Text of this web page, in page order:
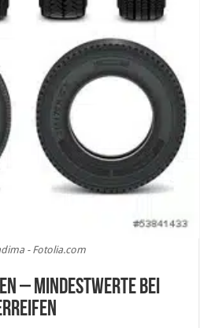
- Fotolia.com
– Mindestwerte bei